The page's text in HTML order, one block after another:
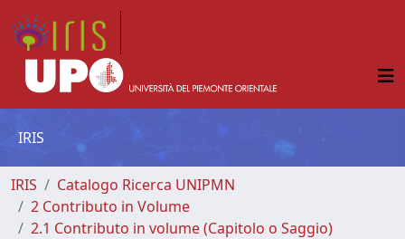
IRIS
IRIS
Catalogo Ricerca UNIPMN
2 Contributo in Volume
2.1 Contributo in volume (Capitolo o Saggio)